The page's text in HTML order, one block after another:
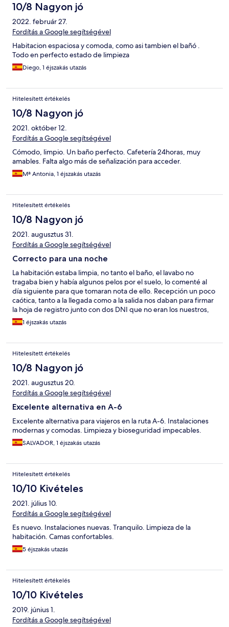
10/8 Nagyon jó
2022. február 27.
Fordítás a Google segítségével
Habitacion espaciosa y comoda, como asi tambien el bañó .
Todo en perfecto estado de limpieza
Diego, 1 éjszakás utazás
Hitelesített értékelés
10/8 Nagyon jó
2021. október 12.
Fordítás a Google segítségével
Cómodo, limpio. Un baño perfecto. Cafetería 24horas, muy
amables. Falta algo más de señalización para acceder.
Mª Antonia, 1 éjszakás utazás
Hitelesített értékelés
10/8 Nagyon jó
2021. augusztus 31.
Fordítás a Google segítségével
Correcto para una noche
La habitación estaba limpia, no tanto el baño, el lavabo no
tragaba bien y había algunos pelos por el suelo, lo comenté al
día siguiente para que tomaran nota de ello. Recepción un poco
caótica, tanto a la llegada como a la salida nos daban para firmar
la hoja de registro junto con dos DNI que no eran los nuestros,
hay que tener mucho cuidado con la documentación. En
general, para pasar una noche de camino está bastante bien
1 éjszakás utazás
Hitelesített értékelés
10/8 Nagyon jó
2021. augusztus 20.
Fordítás a Google segítségével
Excelente alternativa en A-6
Excelente alternativa para viajeros en la ruta A-6. Instalaciones
modernas y comodas. Limpieza y bioseguridad impecables.
SALVADOR, 1 éjszakás utazás
Hitelesített értékelés
10/10 Kivételes
2021. július 10.
Fordítás a Google segítségével
Es nuevo. Instalaciones nuevas. Tranquilo. Limpieza de la
habitación. Camas confortables.
5 éjszakás utazás
Hitelesített értékelés
10/10 Kivételes
2019. június 1.
Fordítás a Google segítségével